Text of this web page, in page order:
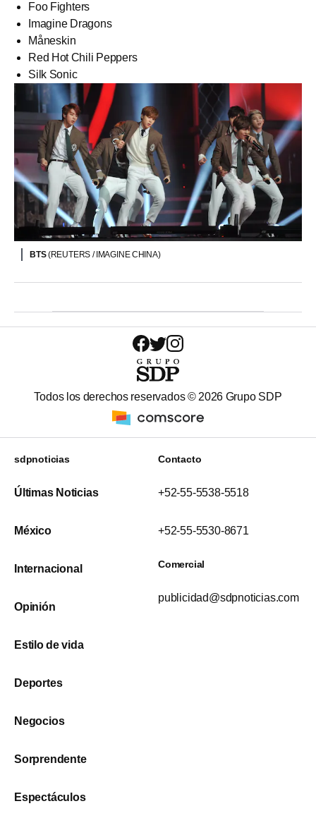
Foo Fighters
Imagine Dragons
Måneskin
Red Hot Chili Peppers
Silk Sonic
BTS(REUTERS / IMAGINE CHINA)
Todos los derechos reservados © 2026 Grupo SDP
sdpnoticias
Últimas Noticias
México
Internacional
Opinión
Estilo de vida
Deportes
Negocios
Sorprendente
Espectáculos
Contacto
+52-55-5538-5518
+52-55-5530-8671
Comercial
publicidad@sdpnoticias.com